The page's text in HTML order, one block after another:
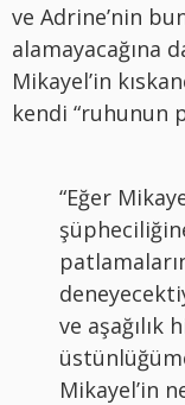
ve Adrine’nin
alamayacağına
Mikayel’in
kendi “ruhunun
“Eğer
ve aşağılık
Mikayel’in